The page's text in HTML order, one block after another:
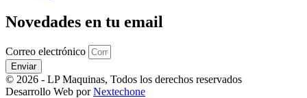
Novedades en tu email
Correo electrónico
Enviar
© 2026 - LP Maquinas, Todos los derechos reservados
Desarrollo Web porNextechone